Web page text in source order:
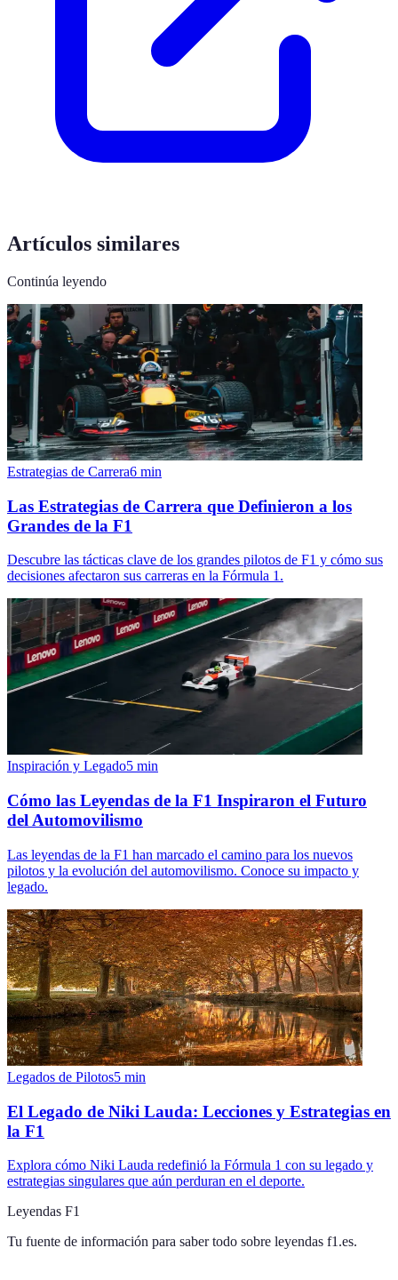
Artículos similares
Continúa leyendo
Estrategias de Carrera6 min
Las Estrategias de Carrera que Definieron a los
Grandes de la F1
Descubre las tácticas clave de los grandes pilotos de F1 y cómo sus
decisiones afectaron sus carreras en la Fórmula 1.
Inspiración y Legado5 min
Cómo las Leyendas de la F1 Inspiraron el Futuro
del Automovilismo
Las leyendas de la F1 han marcado el camino para los nuevos
pilotos y la evolución del automovilismo. Conoce su impacto y
legado.
Legados de Pilotos5 min
El Legado de Niki Lauda: Lecciones y Estrategias en
la F1
Explora cómo Niki Lauda redefinió la Fórmula 1 con su legado y
estrategias singulares que aún perduran en el deporte.
Leyendas F1
Tu fuente de información para saber todo sobre leyendas f1.es.